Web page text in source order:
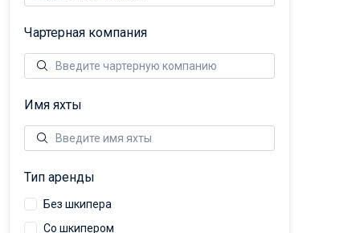
Чартерная компания
Имя яхты
Тип аренды
Без шкипера
Со шкипером